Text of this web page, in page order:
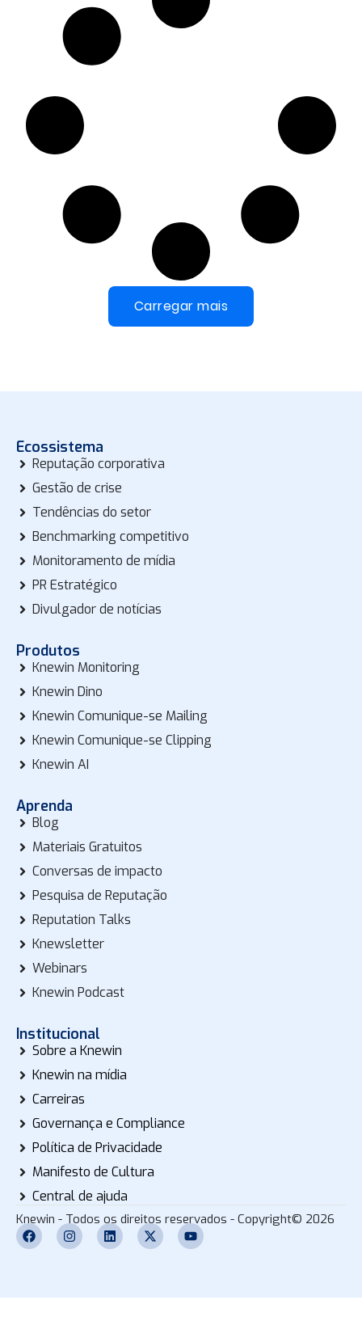
Carregar mais
Ecossistema
Reputação corporativa
Gestão de crise
Tendências do setor
Benchmarking competitivo
Monitoramento de mídia
PR Estratégico
Divulgador de notícias
Produtos
Knewin Monitoring
Knewin Dino
Knewin Comunique-se Mailing
Knewin Comunique-se Clipping
Knewin AI
Aprenda
Blog
Materiais Gratuitos
Conversas de impacto
Pesquisa de Reputação
Reputation Talks
Knewsletter
Webinars
Knewin Podcast
Institucional
Sobre a Knewin
Knewin na mídia
Carreiras
Governança e Compliance
Política de Privacidade
Manifesto de Cultura
Central de ajuda
Knewin - Todos os direitos reservados - Copyright© 2026